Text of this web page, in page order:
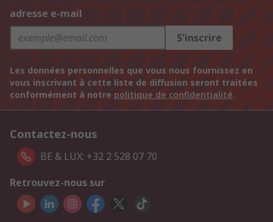
adresse e-mail
S'inscrire
Les données personnelles que vous nous fournissez en
vous inscrivant à cette liste de diffusion seront traitées
conformément à notre politique de confidentialité.
Contactez-nous
BE & LUX: +32 2 528 07 70
Retrouvez-nous sur